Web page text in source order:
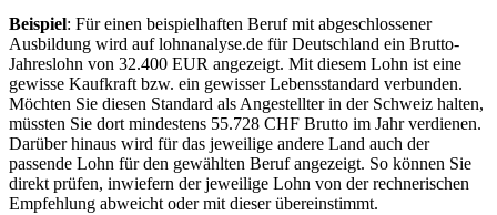
Beispiel: Für einen beispielhaften Beruf mit abgeschlossener
Ausbildung wird auf lohnanalyse.de für Deutschland ein Brutto-
Jahreslohn von 32.400 EUR angezeigt. Mit diesem Lohn ist eine
gewisse Kaufkraft bzw. ein gewisser Lebensstandard verbunden.
Möchten Sie diesen Standard als Angestellter in der Schweiz halten,
müssten Sie dort mindestens 55.728 CHF Brutto im Jahr verdienen.
Darüber hinaus wird für das jeweilige andere Land auch der
passende Lohn für den gewählten Beruf angezeigt. So können Sie
direkt prüfen, inwiefern der jeweilige Lohn von der rechnerischen
Empfehlung abweicht oder mit dieser übereinstimmt.